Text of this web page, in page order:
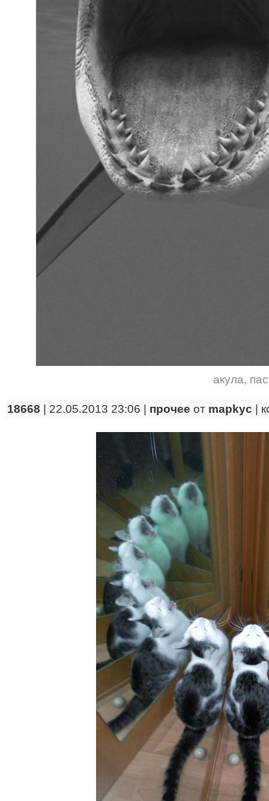
акула,
18668 | 22.05.2013 23:06 | прочее от mapkyc